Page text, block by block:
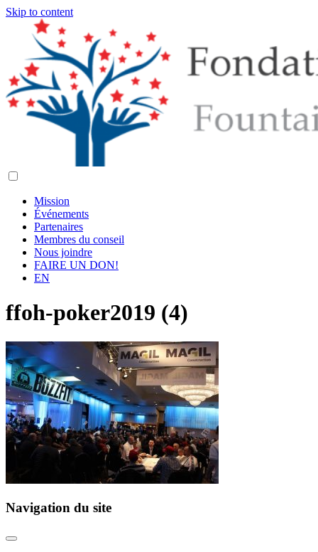
Skip to content
Mission
Événements
Partenaires
Membres du conseil
Nous joindre
FAIRE UN DON!
EN
ffoh-poker2019 (4)
Navigation du site